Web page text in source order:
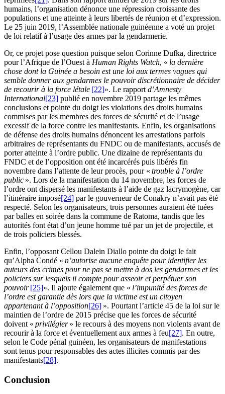
humains, l’organisation dénonce une répression croissante des
populations et une atteinte à leurs libertés de réunion et d’expression.
Le 25 juin 2019, l’Assemblée nationale guinéenne a voté un projet
de loi relatif à l’usage des armes par la gendarmerie.
Or, ce projet pose question puisque selon Corinne Dufka, directrice
pour l’Afrique de l’Ouest à Human Rights Watch, « la dernière
chose dont la Guinée a besoin est une loi aux termes vagues qui
semble donner aux gendarmes le pouvoir discrétionnaire de décider
de recourir à la force létale [22]». Le rapport d’Amnesty
International[23] publié en novembre 2019 partage les mêmes
conclusions et pointe du doigt les violations des droits humains
commises par les membres des forces de sécurité et de l’usage
excessif de la force contre les manifestants. Enfin, les organisations
de défense des droits humains dénoncent les arrestations parfois
arbitraires de représentants du FNDC ou de manifestants, accusés de
porter atteinte à l’ordre public. Une dizaine de représentants du
FNDC et de l’opposition ont été incarcérés puis libérés fin
novembre dans l’attente de leur procès, pour « trouble à l’ordre
public ». Lors de la manifestation du 14 novembre, les forces de
l’ordre ont dispersé les manifestants à l’aide de gaz lacrymogène, car
l’itinéraire imposé[24] par le gouverneur de Conakry n’avait pas été
respecté. Selon les organisateurs, trois personnes auraient été tuées
par balles en soirée dans la commune de Ratoma, tandis que les
autorités font état d’un jeune homme tué par un jet de projectile, et
de trois policiers blessés.
Enfin, l’opposant Cellou Dalein Diallo pointe du doigt le fait
qu’Alpha Condé « n’autorise aucune enquête pour identifier les
auteurs des crimes pour ne pas se mettre à dos les gendarmes et les
policiers sur lesquels il compte pour asseoir et perpétuer son
pouvoir[25]». Il ajoute également que « l’impunité des forces de
l’ordre est garantie dès lors que la victime est un citoyen
appartenant à l’opposition[26] ». Pourtant l’article 45 de la loi sur le
maintien de l’ordre de 2015 précise que les forces de sécurité
doivent « privilégier» le recours à des moyens non violents avant de
recourir à la force et éventuellement aux armes à feu[27]. En outre,
selon le Code pénal guinéen, les organisateurs de manifestations
sont tenus pour responsables des actes illicites commis par des
manifestants[28].
Conclusion